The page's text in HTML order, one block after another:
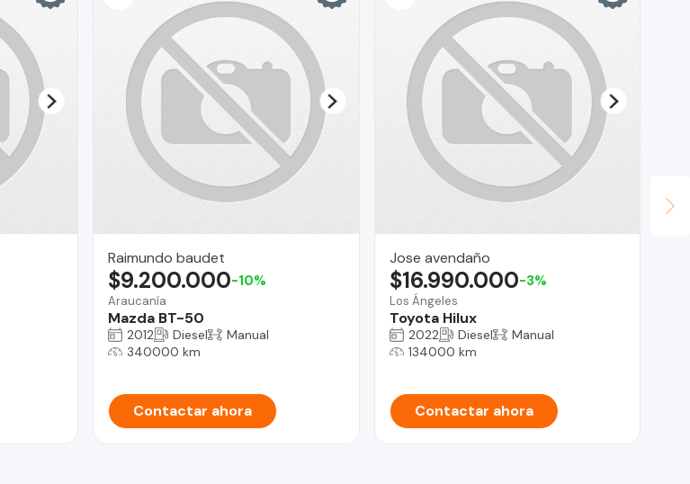
Raimundo baudet
Araucanía
Mazda BT-50
$9.200.000-10%
2012 Diesel
Manual
340000 km
Contactar ahora
Jose avendaño
Los Ángeles
Toyota Hilux
$16.990.000-3%
2022 Diesel
Manual
134000 km
Contactar ahora